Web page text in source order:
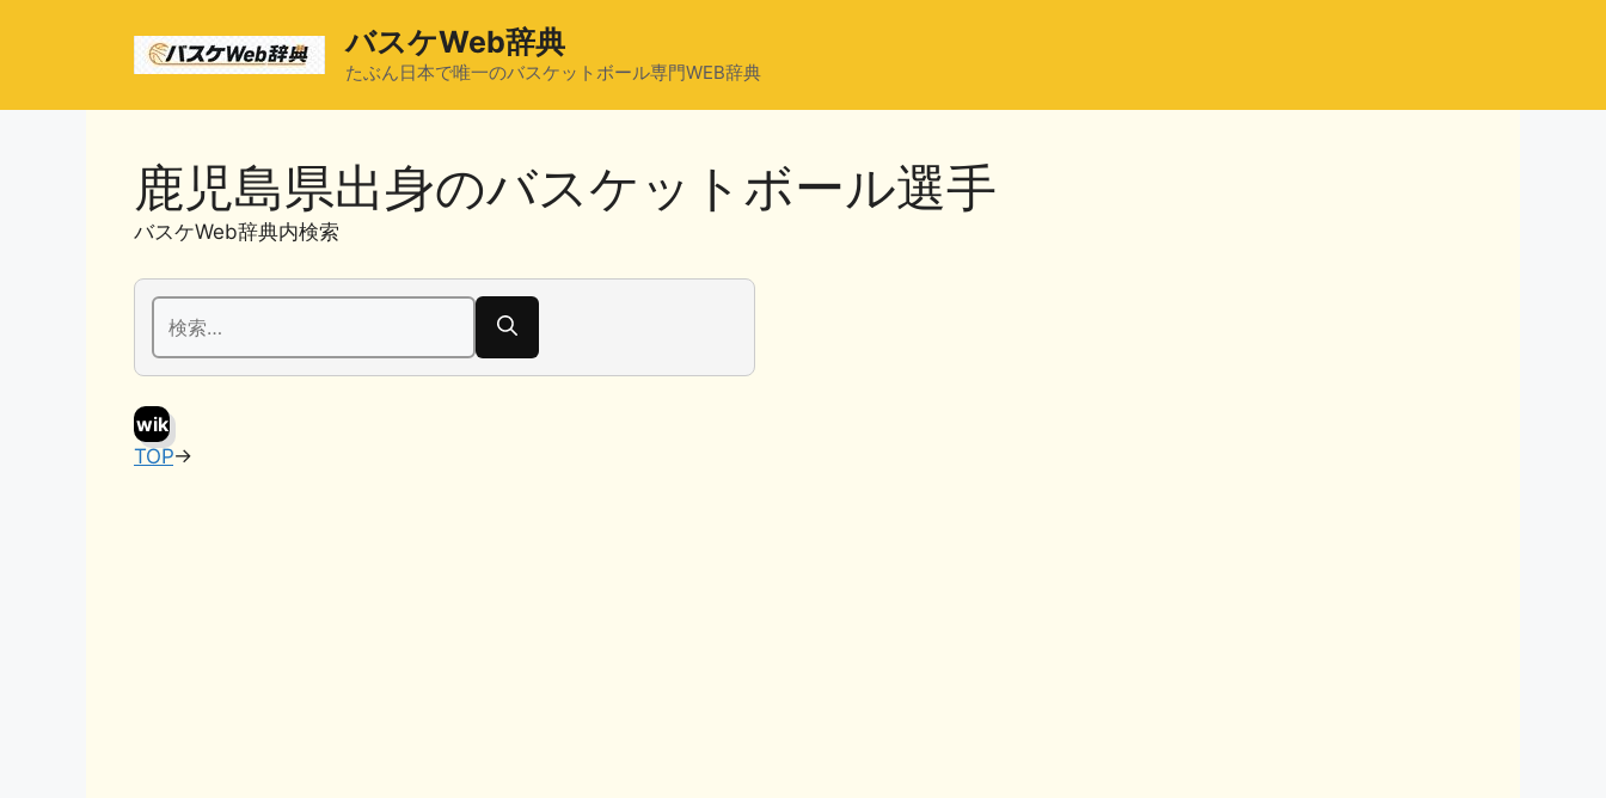
バスケWeb辞典
たぶん日本で唯一のバスケットボール専門WEB辞典
鹿児島県出身のバスケットボール選手
バスケWeb辞典内検索
検
索:
wik
i
TOP→